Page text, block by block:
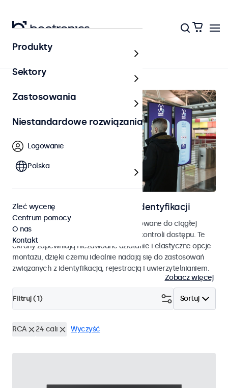
Strona główna
Ekrany do kontroli dostępu i identyfikacji
Monitory i ekrany dotykowe zaprojektowane do ciągłej
pracy i płynnej integracji z systemami kontroli dostępu. Te
ekrany zapewniają niezawodne działanie i elastyczne opcje
montażu, dzięki czemu idealnie nadają się do zastosowań
związanych z identyfikacją, rejestracją i uwierzytelnianiem.
Zobacz więcej
Sortuj
Filtruj (1)
RCA 24 cali Wyczyść
Produkty
Sektory
Zastosowania
Niestandardowe rozwiązania
Logowanie
Polska
Zleć wycenę
Centrum pomocy
O nas
Kontakt